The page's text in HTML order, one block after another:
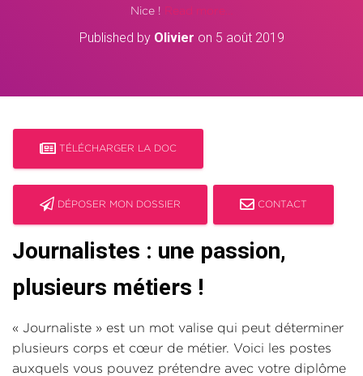
Nice ! Read more…
Published by Olivier on 5 août 2019
TÉLÉCHARGER LA DOC
DÉPOSER MON DOSSIER CONTACT
Journalistes : une passion,
plusieurs métiers !
« Journaliste » est un mot valise qui peut déterminer
plusieurs corps et cœur de métier. Voici les postes
auxquels vous pouvez prétendre avec votre diplôme